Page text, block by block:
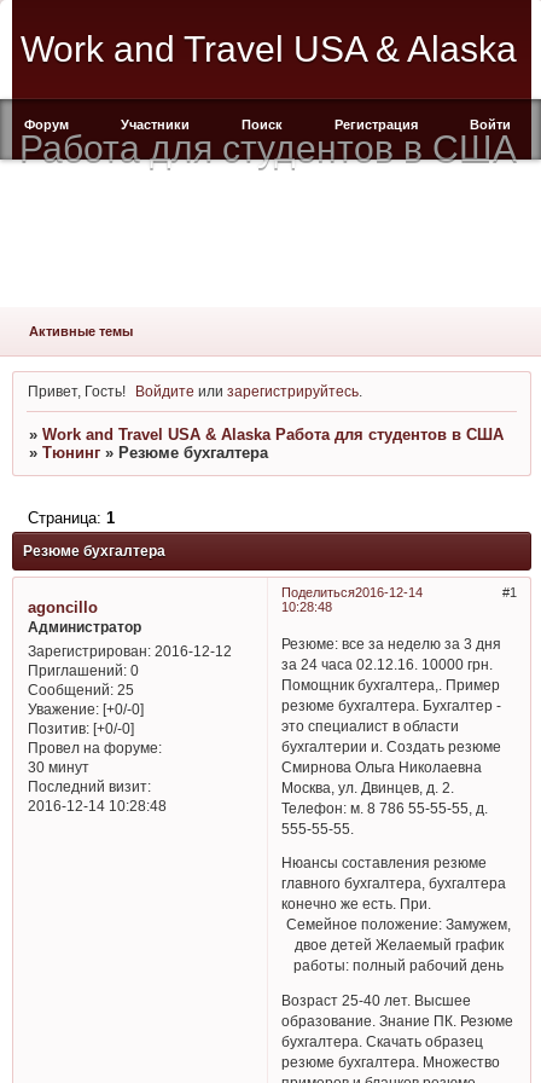
Work and Travel USA & Alaska
Работа для студентов в США
Форум Участники Поиск Регистрация Войти
Активные темы
Привет, Гость! Войдите илизарегистрируйтесь
» Work and Travel USA & Alaska Работа для студентов в США
» Тюнинг » Резюме бухгалтера
Резюме бухгалтера
Страница: 1
Поделиться 1
2016-12-14
10:28:48
agoncillo
Администратор
Зарегистрирован: 2016-12-12
Приглашений:0
Сообщений:25
Уважение: [+0/-0]
Позитив: [+0/-0]
Провел на форуме:
30 минут
Последний визит:
2016-12-14 10:28:48
Резюме: все за неделю за 3 дня
за 24 часа 02.12.16. 10000 грн.
Помощник бухгалтера,. Пример
резюме бухгалтера. Бухгалтер -
это специалист в области
бухгалтерии и. Создать резюме
Смирнова Ольга Николаевна
Москва, ул. Двинцев, д. 2.
Телефон: м. 8 786 55-55-55, д.
555-55-55.
Нюансы составления резюме
главного бухгалтера, бухгалтера
конечно же есть. При.
Семейное положение: Замужем,
двое детей Желаемый график
работы: полный рабочий день
Возраст 25-40 лет. Высшее
образование. Знание ПК. Резюме
бухгалтера. Скачать образец
резюме бухгалтера. Множество